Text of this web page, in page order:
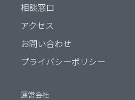
相談窓口
アクセス
お問い合わせ
プライバシーポリシー
運営会社